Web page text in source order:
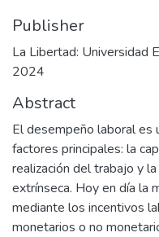
Publisher
La Libertad: Universidad
2024
Abstract
El desempeño laboral es
factores principales: la
realización del trabajo y
extrínseca. Hoy en día la
mediante los incentivos
monetarios o no